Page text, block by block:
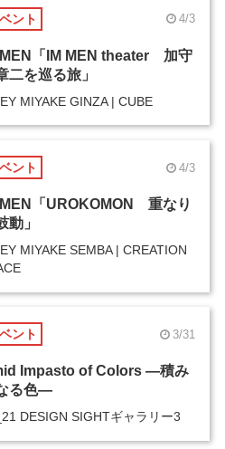
ント 4/3
MEN「IM MEN theater 加守
二を巡る旅」
MIYAKE GINZA | CUBE
ント 4/3
MEN「UROKOMON 重なり
動」
MIYAKE SEMBA | CREATION
ント 3/31
Impasto of Colors ―積み
る色―
DESIGN SIGHTギャラリー3